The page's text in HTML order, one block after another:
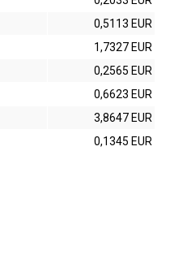
0,5113 EUR
1,7327 EUR
0,2565 EUR
0,6623 EUR
3,8647 EUR
0,1345 EUR